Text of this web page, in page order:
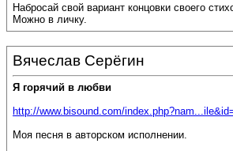
Набросай свой вариант концовки своего
Можно в личку.
Вячеслав Серёгин
Я горячий в любви
http://www.bisound.com/
Моя песня в авторском исполнении.